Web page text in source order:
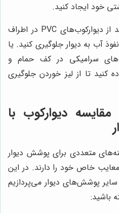
خود ایجاد کنید.
به عنوان مثال، می توانید از دیوارکوب‌های PVC در اطراف
آب به دیوار جلوگیری کنید. یا
سرامیکی در کف حمام و
کنید تا از لیز خوردن جلوگیری
دیوارکوب با
متعددی برای پوشش دیوار
خاص خود را دارند. در این
پوشش‌های دیوار می‌پردازیم
باشید: